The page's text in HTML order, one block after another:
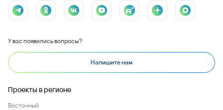
У вас появились вопросы?
Напишите нам
Проекты в регионе
Восточный